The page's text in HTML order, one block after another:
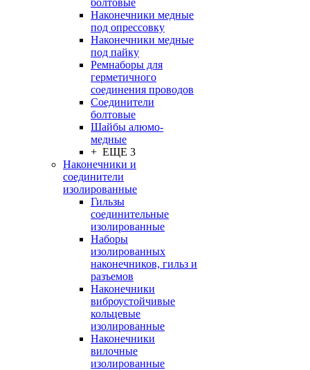
болтовые
Наконечники медные
под опрессовку
Наконечники медные
под пайку
Ремнаборы для
герметичного
соединения проводов
Соединители
болтовые
Шайбы алюмо-
медные
+ ЕЩЕ 3
Наконечники и
соединители
изолированные
Гильзы
соединительные
изолированные
Наборы
изолированных
наконечников, гильз и
разъемов
Наконечники
виброустойчивые
кольцевые
изолированные
Наконечники
вилочные
изолированные